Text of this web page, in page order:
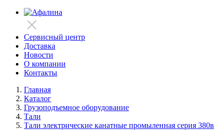
Сервисный центр
Доставка
Новости
О компании
Контакты
Главная
Каталог
Грузоподъемное оборудование
Тали
Тали электрические канатные промыленная серия 380в